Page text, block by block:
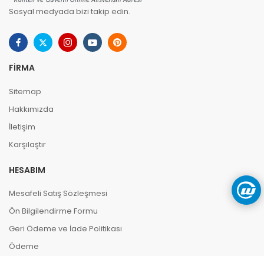
Sosyal medyada bizi takip edin.
FIRMA
Sitemap
Hakkımızda
İletişim
Karşılaştır
HESABIM
Mesafeli Satış Sözleşmesi
Ön Bilgilendirme Formu
Geri Ödeme ve İade Politikası
Ödeme